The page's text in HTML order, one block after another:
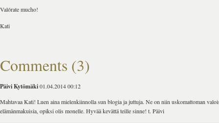
Valórate mucho!
Kati
Comments (3)
Päivi Kytömäki01.04.2014 00:12
Mahtavaa Kati! Luen aina mielenkiinnolla sun blogia ja juttuja. Ne on niin uskomattoman
elämänmakuisia, opiksi olis monelle. Hyvää kevättä teille sinne! t. Päivi